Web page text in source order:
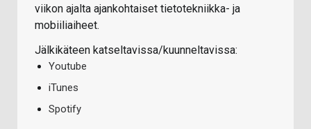
viikon ajalta ajankohtaiset tietotekniikka- ja
mobiiliaiheet.
Jälkikäteen katseltavissa/kuunneltavissa:
Youtube
iTunes
Spotify